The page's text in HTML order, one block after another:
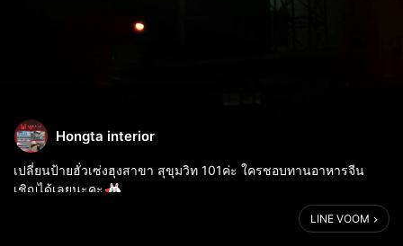
Hongta interior
เปลี่ยนป้ายฮั่วเซ่งฮุงสาขา สุขุมวิท 101ค่ะ ใครชอบทานอาหารจีน
เชิญได้เลยนะคะ
LINE VOOM